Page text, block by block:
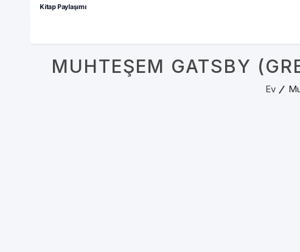
Kitap Paylaşımı
MUHTEŞEM GATSBY
Ev